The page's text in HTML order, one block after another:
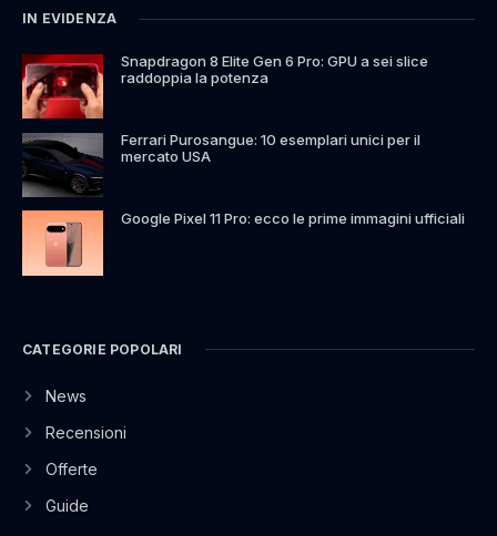
IN EVIDENZA
Snapdragon 8 Elite Gen 6 Pro: GPU a sei slice
raddoppia la potenza
Ferrari Purosangue: 10 esemplari unici per il
mercato USA
Google Pixel 11 Pro: ecco le prime immagini ufficiali
CATEGORIE POPOLARI
News
Recensioni
Offerte
Guide